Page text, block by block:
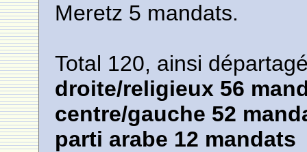
Meretz 5 mandats.
Total 120, ainsi
droite/religieux 56
centre/gauche 52
parti arabe 12 mandats